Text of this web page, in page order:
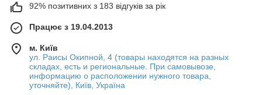
92% позитивних з 183 відгуків за рік
Працює з 19.04.2013
м. Київ
ул. Раисы Окипной, 4 (товары находятся на разных
складах, есть и региональные. При самовывозе,
информацию о расположении нужного товара,
уточняйте), Київ, Україна